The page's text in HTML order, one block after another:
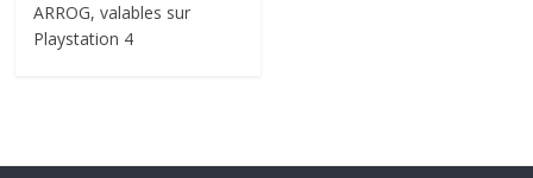
ARROG, valables sur
Playstation 4